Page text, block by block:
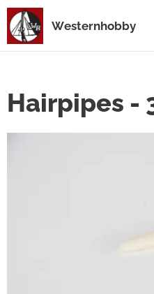
Westernhobby
Hairpipes -